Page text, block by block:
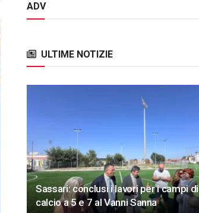
ADV
ULTIME NOTIZIE
Sassari: conclusi i lavori per i campi di
calcio a 5 e 7 al Vanni Sanna